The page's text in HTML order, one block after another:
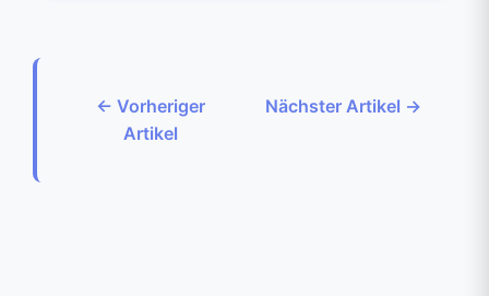
← Vorheriger
Artikel
Nächster Artikel →